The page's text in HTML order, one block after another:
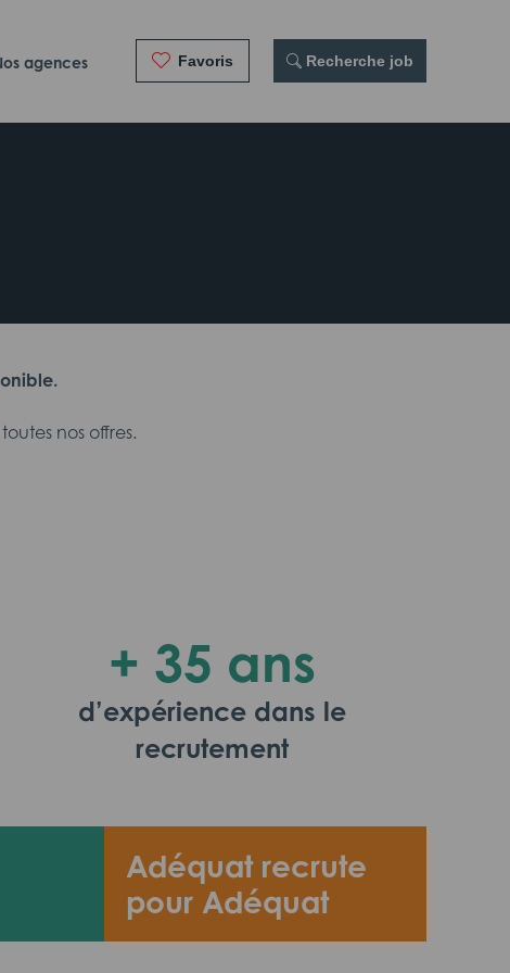
agences Favoris Recherche job
nos offres.
Adéquat recrute
pour Adéquat
+ 35 ans
d’expérience dans le
recrutement